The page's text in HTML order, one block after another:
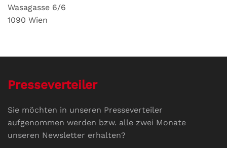
Wasagasse 6/6
1090 Wien
Presseverteiler
Sie möchten in unseren Presseverteiler
aufgenommen werden bzw. alle zwei Monate
unseren Newsletter erhalten?